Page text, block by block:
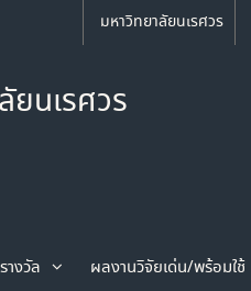
มหาวิทยาลัยนเรศวร
ยนเรศวร
างวัล ผลงานวิจัยเด่น/พร้อมใช้